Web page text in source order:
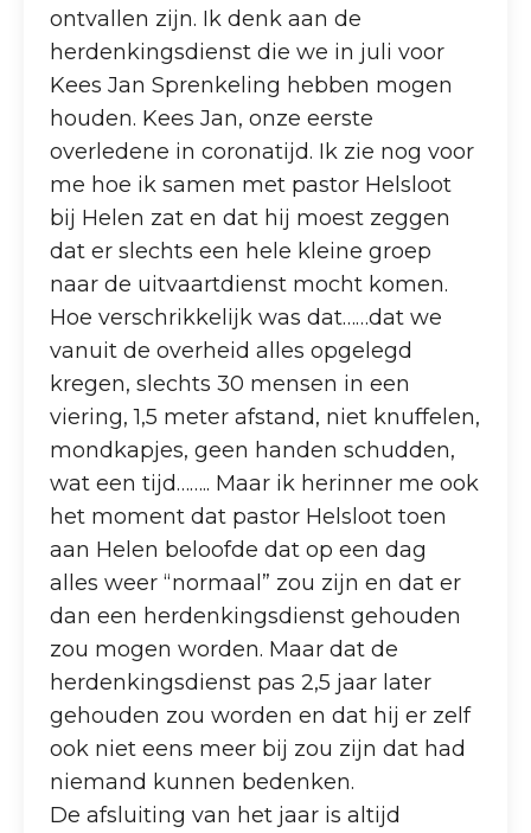
ontvallen zijn. Ik denk aan de
herdenkingsdienst die we in juli voor
Kees Jan Sprenkeling hebben mogen
houden. Kees Jan, onze eerste
overledene in coronatijd. Ik zie nog voor
me hoe ik samen met pastor Helsloot
bij Helen zat en dat hij moest zeggen
dat er slechts een hele kleine groep
naar de uitvaartdienst mocht komen.
Hoe verschrikkelijk was dat……dat we
vanuit de overheid alles opgelegd
kregen, slechts 30 mensen in een
viering, 1,5 meter afstand, niet knuffelen,
mondkapjes, geen handen schudden,
wat een tijd…….. Maar ik herinner me ook
het moment dat pastor Helsloot toen
aan Helen beloofde dat op een dag
alles weer “normaal” zou zijn en dat er
dan een herdenkingsdienst gehouden
zou mogen worden. Maar dat de
herdenkingsdienst pas 2,5 jaar later
gehouden zou worden en dat hij er zelf
ook niet eens meer bij zou zijn dat had
niemand kunnen bedenken.
De afsluiting van het jaar is altijd